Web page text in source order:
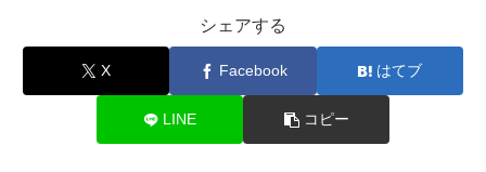
シェアする
X Facebook はてブ
LINE コピー